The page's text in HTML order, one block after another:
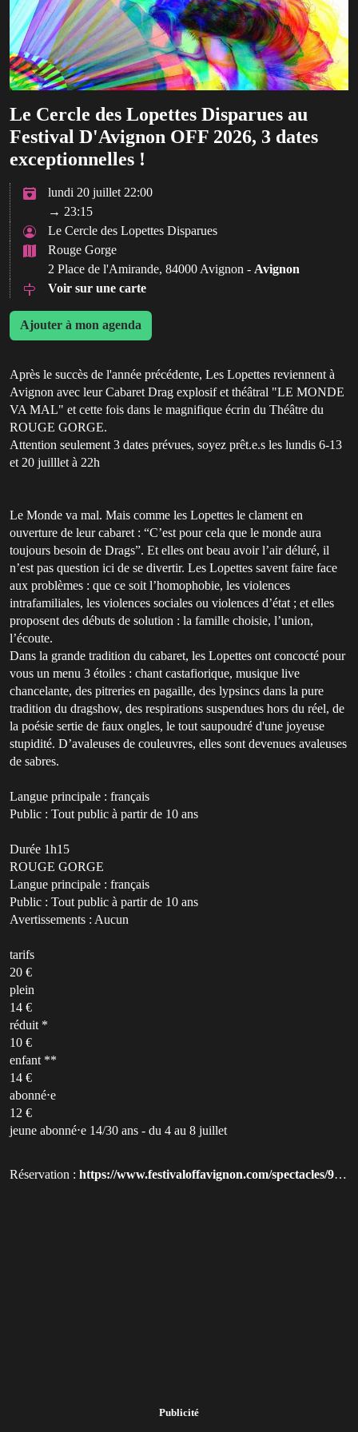
Le Cercle des Lopettes Disparues au
Festival D'Avignon OFF 2026, 3 dates
exceptionnelles !
lundi 20 juillet 22:00
→ 23:15
Le Cercle des Lopettes Disparues
Rouge Gorge
2 Place de l'Amirande, 84000 Avignon - Avignon
Voir sur une carte
Ajouter à mon agenda
Après le succès de l'année précédente, Les Lopettes reviennent à
Avignon avec leur Cabaret Drag explosif et théâtral "LE MONDE
VA MAL" et cette fois dans le magnifique écrin du Théâtre du
ROUGE GORGE.
Attention seulement 3 dates prévues, soyez prêt.e.s les lundis 6-13
et 20 juilllet à 22h
Le Monde va mal. Mais comme les Lopettes le clament en
ouverture de leur cabaret : “C’est pour cela que le monde aura
toujours besoin de Drags”. Et elles ont beau avoir l’air déluré, il
n’est pas question ici de se divertir. Les Lopettes savent faire face
aux problèmes : que ce soit l’homophobie, les violences
intrafamiliales, les violences sociales ou violences d’état ; et elles
proposent des débuts de solution : la famille choisie, l’union,
l’écoute.
Dans la grande tradition du cabaret, les Lopettes ont concocté pour
vous un menu 3 étoiles : chant castafiorique, musique live
chancelante, des pitreries en pagaille, des lypsincs dans la pure
tradition du dragshow, des respirations suspendues hors du réel, de
la poésie sertie de faux ongles, le tout saupoudré d'une joyeuse
stupidité. D’avaleuses de couleuvres, elles sont devenues avaleuses
de sabres.
Langue principale : français
Public : Tout public à partir de 10 ans
Durée 1h15
ROUGE GORGE
Langue principale : français
Public : Tout public à partir de 10 ans
Avertissements : Aucun
tarifs
20 €
plein
14 €
réduit *
10 €
enfant **
14 €
abonné⋅e
12 €
jeune abonné⋅e 14/30 ans - du 4 au 8 juillet
Réservation : https://www.festivaloffavignon.com/spectacles/9205-le-monde-va-mal-cabaret-drag-du-cercle-des-lopettes-disparues?utm_source=qluvis.com
Publicité